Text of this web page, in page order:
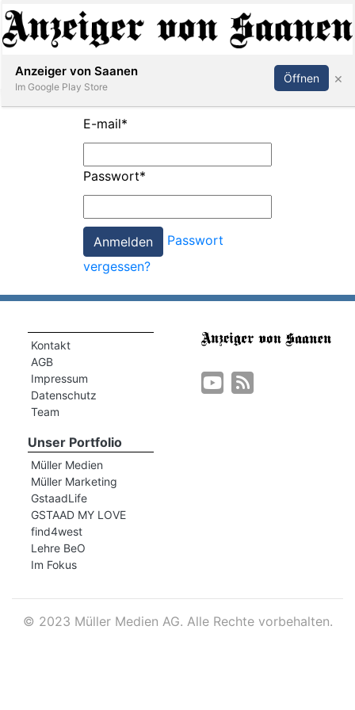
Abonnieren Anmelden
E-mail*
Passwort*
Passwort
vergessen?
Kontakt
AGB
Impressum
Datenschutz
Team
Unser Portfolio
Müller Medien
Müller Marketing
GstaadLife
GSTAAD MY LOVE
find4west
Lehre BeO
Im Fokus
© 2023 Müller Medien AG. Alle Rechte vorbehalten.
Anzeiger von Saanen
Im Google Play Store
Öffnen ×